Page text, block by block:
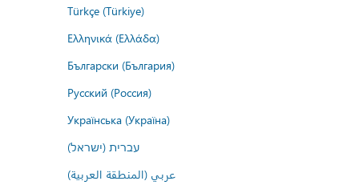
Türkçe (Türkiye)
Ελληνικά (Ελλάδα)
Български (България)
Русский (Россия)
Українська (Україна)
עברית (ישראל)
عربي (المنطقة العربية)